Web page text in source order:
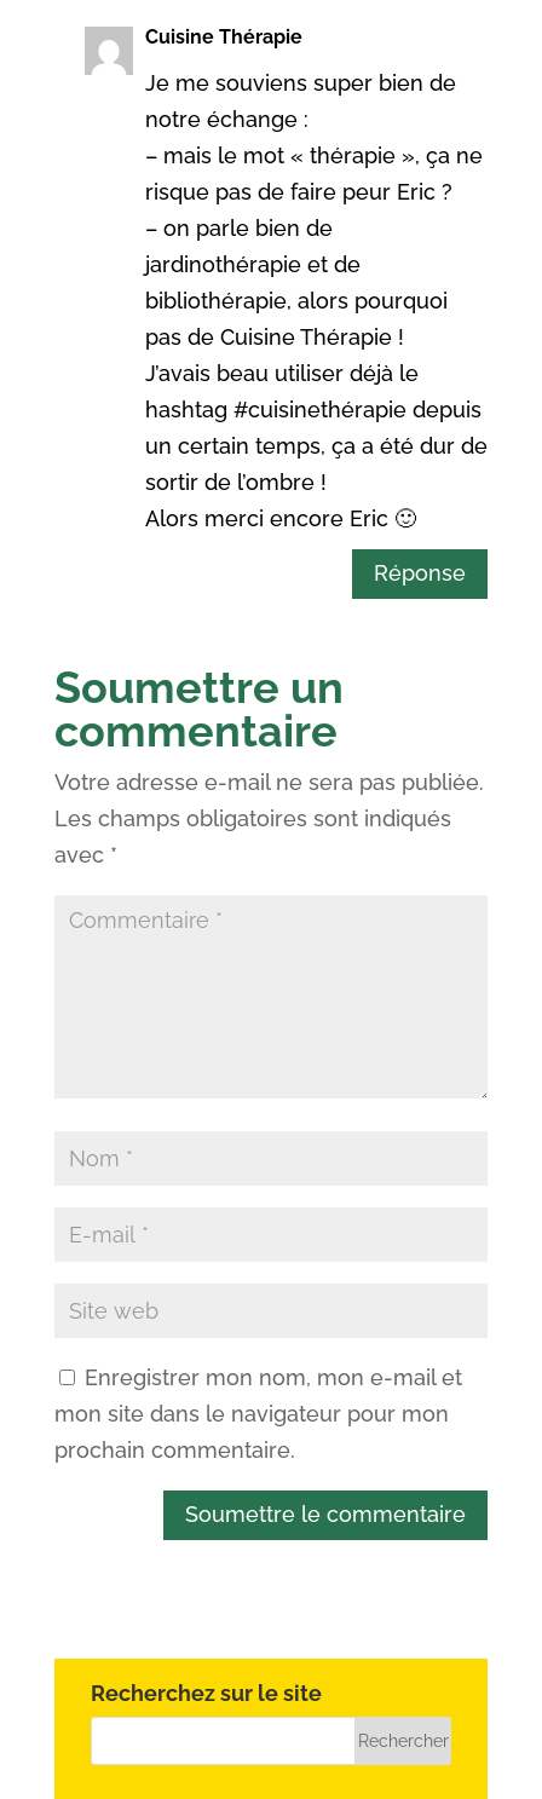
Cuisine Thérapie
Je me souviens super bien de
notre échange :
– mais le mot « thérapie », ça ne
risque pas de faire peur Eric ?
– on parle bien de
jardinothérapie et de
bibliothérapie, alors pourquoi
pas de Cuisine Thérapie !
J’avais beau utiliser déjà le
hashtag #cuisinethérapie depuis
un certain temps, ça a été dur de
sortir de l’ombre !
Alors merci encore Eric 🙂
Réponse
Soumettre un
commentaire
Votre adresse e-mail ne sera pas publiée.
Les champs obligatoires sont indiqués
avec *
Enregistrer mon nom, mon e-mail et
mon site dans le navigateur pour mon
prochain commentaire.
Soumettre le commentaire
Recherchez sur le site